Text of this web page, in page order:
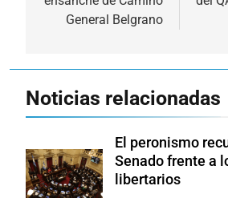
General Belgrano
Noticias relacionadas
El peronismo
Senado frente a
libertarios